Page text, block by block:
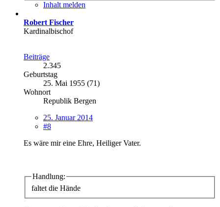
Inhalt melden
Robert Fischer
Kardinalbischof
Beiträge
2.345
Geburtstag
25. Mai 1955 (71)
Wohnort
Republik Bergen
25. Januar 2014
#8
Es wäre mir eine Ehre, Heiliger Vater.
Handlung:
faltet die Hände